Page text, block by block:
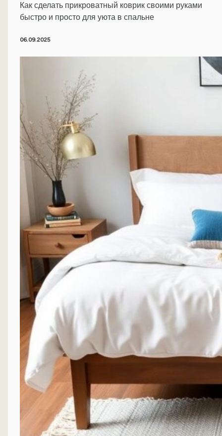
Как сделать прикроватный коврик своими руками
быстро и просто для уюта в спальне
06.09.2025